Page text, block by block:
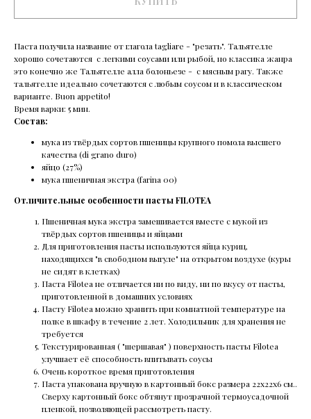
Паста получила название от глагола tagliare - "резать". Тальятелле
хорошо сочетаются с легкими соусами или рыбой, но классика жанра
это конечно же Тальятелле алла болоньезе - с мясным рагу. Также
тальятелле идеально сочетаются с любым соусом и в классическом
варианте. Buon appetito!
Время варки: 5 мин.
Состав:
мука из твёрдых сортов пшеницы крупного помола высшего
качества (di grano duro)
яйцо (27%)
мука пшеничная экстра (farina 00)
Отличительные особенности пасты FILOTEA
Пшеничная мука экстра замешивается вместе с мукой из
твёрдых сортов пшеницы и яйцами
Для приготовления пасты используются яйца куриц,
находящихся "в свободном выгуле" на открытом воздухе (куры
не сидят в клетках)
Паста Filotea не отличается ни по виду, ни по вкусу от пасты,
приготовленной в домашних условиях
Пасту Filotea можно хранить при комнатной температуре на
полке в шкафу в течение 2 лет. Холодильник для хранения не
требуется
Текстурированная ( "шершавая" ) поверхность пасты Filotea
улучшает её способность впитывать соусы
Очень короткое время приготовления
Паста упакована вручную в картонный бокс размера 22х22х6 см..
Сверху картонный бокс обтянут прозрачной термоусадочной
пленкой, позволяющей рассмотреть пасту.